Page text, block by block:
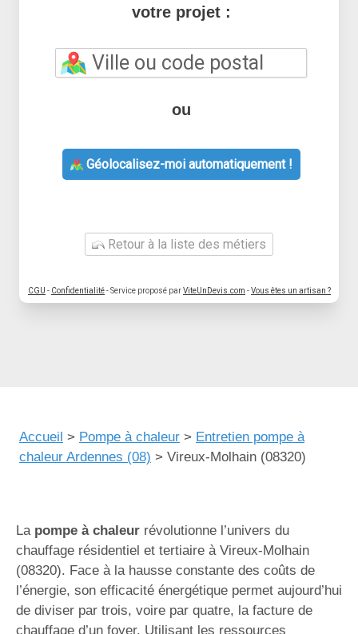
votre projet :
ou
Géolocalisez-moi automatiquement !
Retour à la liste des métiers
CGU - Confidentialité- Service proposé parViteUnDevis.com -Vous êtes un artisan ?
Accueil > Pompe à chaleur > Entretien pompe à
chaleur Ardennes (08) > Vireux-Molhain (08320)
La pompe à chaleur révolutionne l’univers du
chauffage résidentiel et tertiaire à Vireux-Molhain
(08320). Face à la hausse constante des coûts de
l’énergie, son efficacité énergétique permet aujourd’hui
de diviser par trois, voire par quatre, la facture de
chauffage d’un foyer. Utilisant les ressources